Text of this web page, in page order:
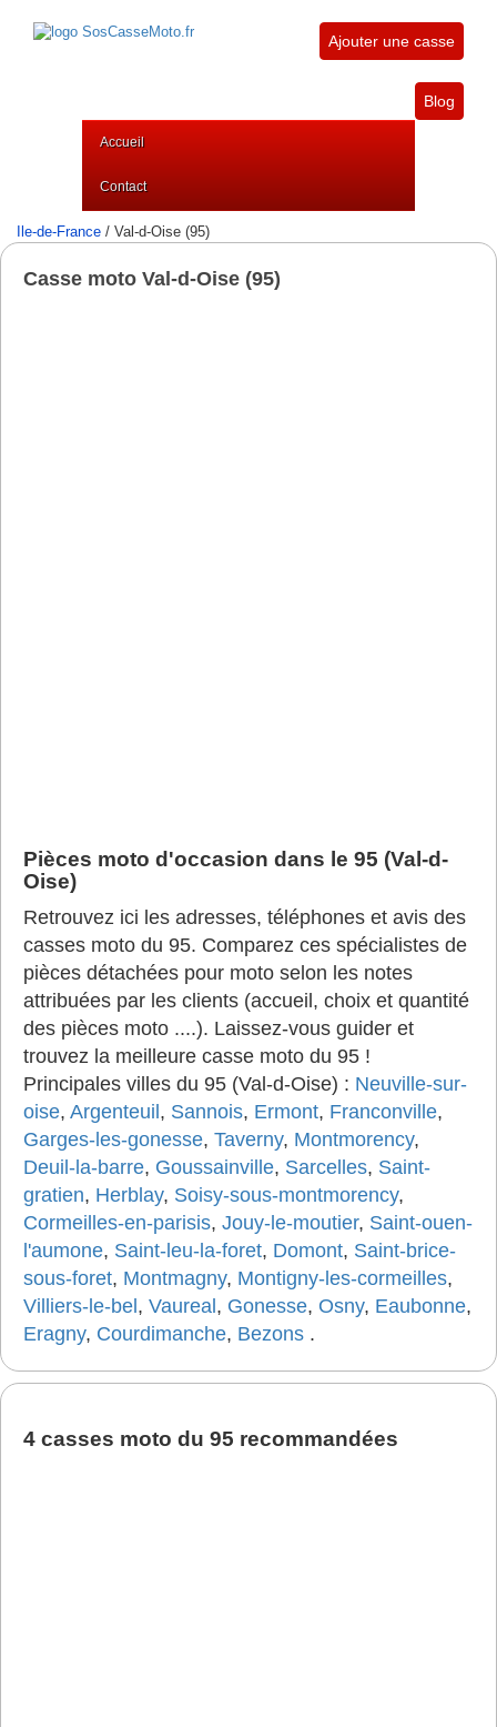
Ajouter une casse
Blog
Accueil
Contact
Ile-de-France / Val-d-Oise (95)
Casse moto Val-d-Oise (95)
Pièces moto d'occasion dans le 95 (Val-d-
Oise)
Retrouvez ici les adresses, téléphones et avis des
casses moto du 95. Comparez ces spécialistes de
pièces détachées pour moto selon les notes
attribuées par les clients (accueil, choix et quantité
des pièces moto ....). Laissez-vous guider et
trouvez la meilleure casse moto du 95 !
Principales villes du 95 (Val-d-Oise) : Neuville-sur-
oise, Argenteuil , Sannois, Ermont, Franconville,
Garges-les-gonesse, Taverny, Montmorency,
Deuil-la-barre, Goussainville, Sarcelles, Saint-
gratien, Herblay, Soisy-sous-montmorency,
Cormeilles-en-parisis, Jouy-le-moutier, Saint-ouen-
l'aumone, Saint-leu-la-foret, Domont, Saint-brice-
sous-foret, Montmagny, Montigny-les-cormeilles,
Villiers-le-bel , Vaureal , Gonesse, Osny, Eaubonne,
Eragny, Courdimanche, Bezons .
4 casses moto du 95 recommandées